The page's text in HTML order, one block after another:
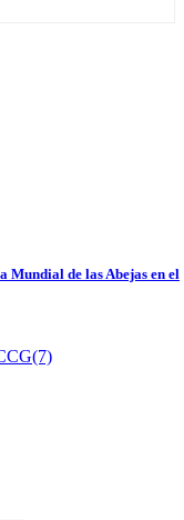
Mundial de las Abejas en el